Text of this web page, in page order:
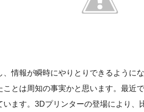
、情報が瞬時にやりとりできるように
ことは周知の事実かと思います。最近
います。3Dプリンターの登場により、